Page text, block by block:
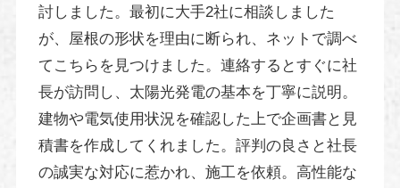
討しました。最初に大手2社に相談しました
が、屋根の形状を理由に断られ、ネットで調べ
てこちらを見つけました。連絡するとすぐに社
長が訪問し、太陽光発電の基本を丁寧に説明。
建物や電気使用状況を確認した上で企画書と見
積書を作成してくれました。評判の良さと社長
の誠実な対応に惹かれ、施工を依頼。高性能な